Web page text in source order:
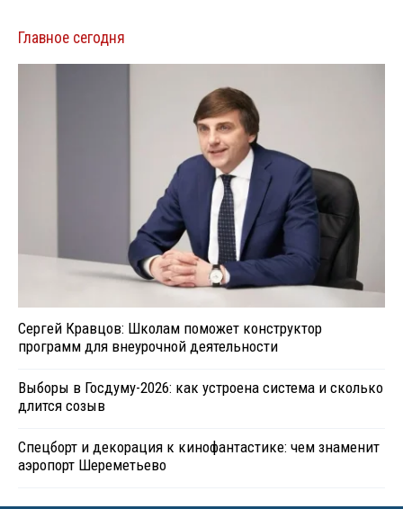
Главное сегодня
Сергей Кравцов: Школам поможет конструктор
программ для внеурочной деятельности
Выборы в Госдуму-2026: как устроена система и сколько
длится созыв
Спецборт и декорация к кинофантастике: чем знаменит
аэропорт Шереметьево